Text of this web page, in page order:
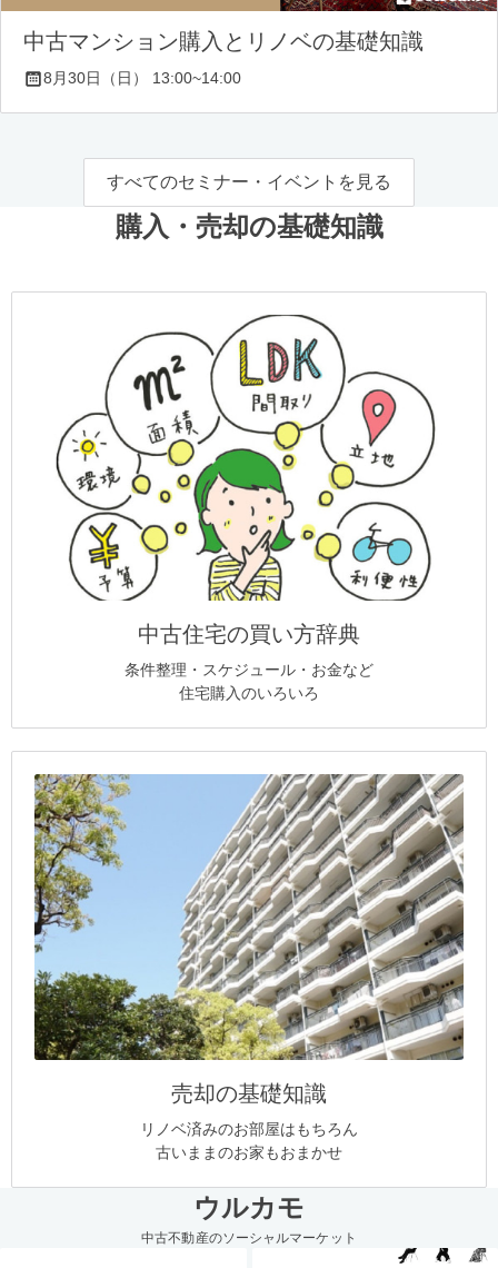
中古マンション購入とリノベの基礎知識
8月30日（日） 13:00~14:00
すべてのセミナー・イベントを見る
購入・売却の基礎知識
中古住宅の買い方辞典
条件整理・スケジュール・お金など
住宅購入のいろいろ
売却の基礎知識
リノベ済みのお部屋はもちろん
古いままのお家もおまかせ
ウルカモ
中古不動産のソーシャルマーケット